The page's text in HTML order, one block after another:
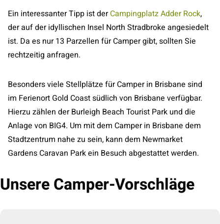
Ein interessanter Tipp ist derCampingplatz Adder Rock,
der auf der idyllischen Insel North Stradbroke angesiedelt
ist. Da es nur 13 Parzellen für Camper gibt, sollten Sie
rechtzeitig anfragen.
Besonders viele Stellplätze für Camper in Brisbane sind
im Ferienort Gold Coast südlich von Brisbane verfügbar.
Hierzu zählen der Burleigh Beach Tourist Park und die
Anlage von BIG4. Um mit dem Camper in Brisbane dem
Stadtzentrum nahe zu sein, kann dem Newmarket
Gardens Caravan Park ein Besuch abgestattet werden.
Unsere Camper-Vorschläge